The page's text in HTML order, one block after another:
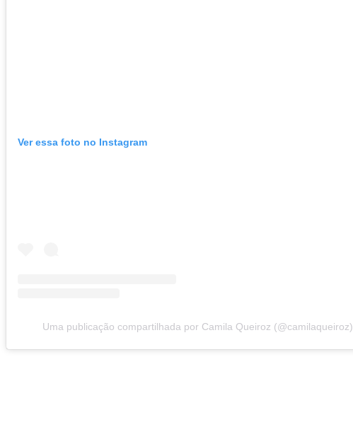
Ver essa foto no Instagram
Uma publicação compartilhada por Camila Queiroz (@camilaqueiroz)